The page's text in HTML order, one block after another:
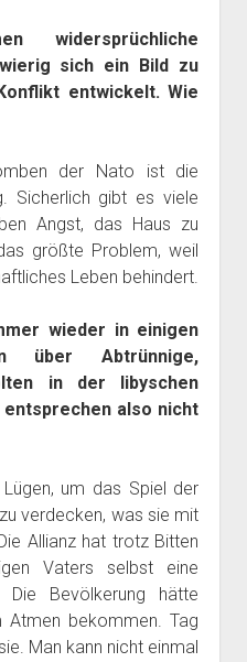
widersprüchliche
sich ein Bild zu
entwickelt. Wie
der Nato ist die
Sicherlich gibt es viele
Angst, das Haus zu
größte Problem, weil
Leben behindert.
wieder in einigen
über Abtrünnige,
in der libyschen
also nicht
um das Spiel der
verdecken, was sie mit
Allianz hat trotz Bitten
Vaters selbst eine
Die Bevölkerung hätte
bekommen. Tag
Man kann nicht einmal